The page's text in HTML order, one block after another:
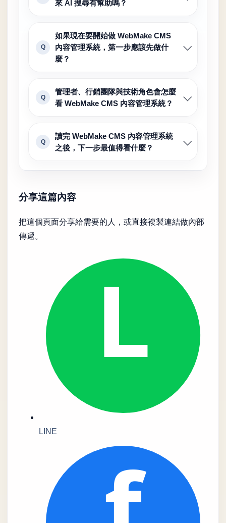
來 AI 搜尋有幫助嗎？
Q
如果現在要開始做 WebMake CMS
內容管理系統，第一步應該先做什
麼？
Q
管理者、行銷團隊與技術角色會怎麼
看 WebMake CMS 內容管理系統？
Q
讀完 WebMake CMS 內容管理系統
之後，下一步最值得看什麼？
分享這篇內容
把這個頁面分享給需要的人，或直接複製連結做內部
傳遞。
L
LINE